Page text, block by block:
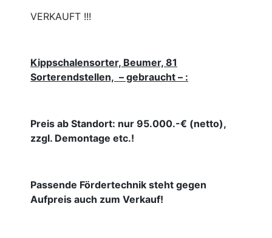
VERKAUFT !!!
Kippschalensorter, Beumer, 81
Sorterendstellen, – gebraucht – :
Preis ab Standort: nur 95.000.-€ (netto),
zzgl. Demontage etc.!
Passende Fördertechnik steht gegen
Aufpreis auch zum Verkauf!